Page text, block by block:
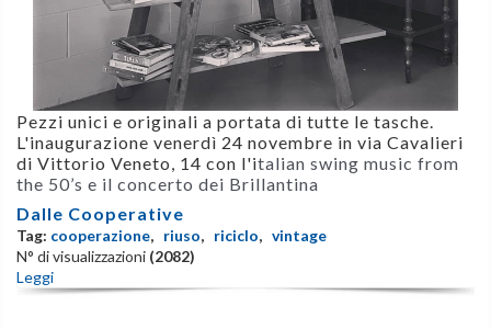
Pezzi unici e originali a portata di tutte le tasche.
L'inaugurazione venerdì 24 novembre in via Cavalieri
di Vittorio Veneto, 14 con l'italian swing music from
the 50’s e il concerto dei Brillantina
Dalle Cooperative
Tag: cooperazione, riuso, riciclo, vintage
N° di visualizzazioni (2082)
Leggi